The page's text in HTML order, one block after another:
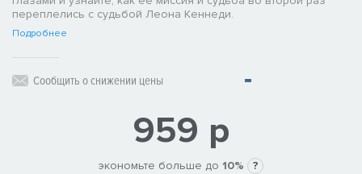
переплелись с судьбой Леона Кеннеди.
Подробнее
Сообщить о снижении цены
959 р
экономьте больше до 10% ?